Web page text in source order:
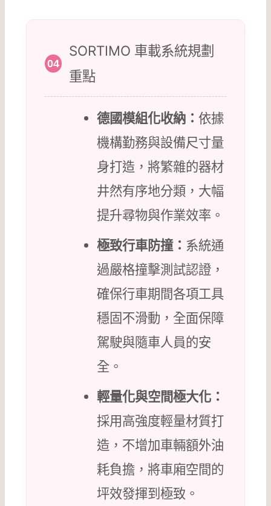
04
SORTIMO 車載系統規劃
重點
德國模組化收納： 依據
機構勤務與設備尺寸量
身打造，將繁雜的器材
井然有序地分類，大幅
提升尋物與作業效率。
極致行車防撞： 系統通
過嚴格撞擊測試認證，
確保行車期間各項工具
穩固不滑動，全面保障
駕駛與隨車人員的安
全。
輕量化與空間極大化：
採用高強度輕量材質打
造，不增加車輛額外油
耗負擔，將車廂空間的
坪效發揮到極致。